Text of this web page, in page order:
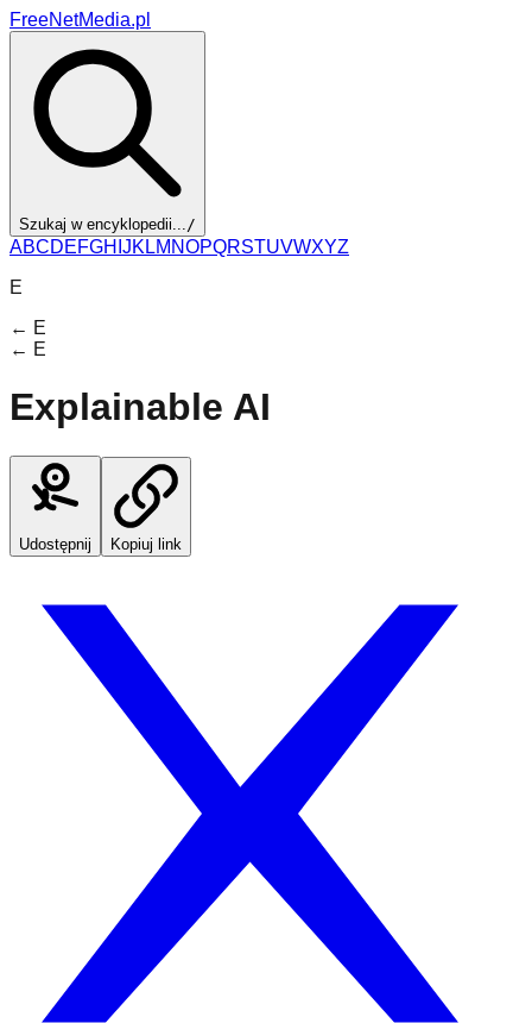
FreeNetMedia.pl
Szukaj w encyklopedii.../
ABCDEFGH JK LM NOPQRSTUVWXYZ
E
← E
← E
Explainable AI
Udostępnij Kopiuj link